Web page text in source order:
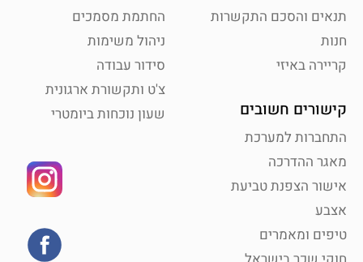
תנאים והסכם התקשרות
חנות
קריירה באיזי
קישורים חשובים
התחברות למערכת
מאגר ההדרכה
אישור הצפנת טביעת
אצבע
טיפים ומאמרים
החתמת מסמכים
ניהול משימות
סידור עבודה
צ'ט ותקשורת ארגונית
שעון נוכחות ביומטרי